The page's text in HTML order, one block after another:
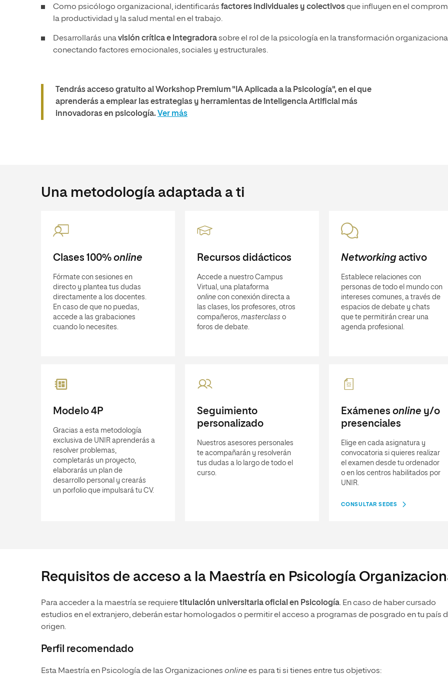
Como psicólogo organizacional, identificarás factores individuales y colectivosque influyen en el
la productividad y la salud mental en el trabajo.
Desarrollarás unavisión crítica e integradorasobre el rol de la psicología en la transformación
conectando factores emocionales, sociales y estructurales.
Tendrás acceso gratuito al Workshop Premium "IA Aplicada a la Psicología", en el que
aprenderás a emplear las estrategias y herramientas de Inteligencia Artificial más
innovadoras en psicología. Ver más
Una metodología adaptada a ti
Clases 100% online
Fórmate con sesiones en
directo y plantea tus dudas
directamente a los docentes.
En caso de que no puedas,
accede a las grabaciones
cuando lo necesites.
Recursos didácticos
Accede a nuestro Campus
Virtual, una plataforma
onlinecon conexión directa a
las clases, los profesores, otros
compañeros, masterclasso
foros de debate.
Networkingactivo
Establece relaciones con
personas de todo el mundo con
intereses comunes, a través de
espacios de debate y chats
que te permitirán crear una
agenda profesional.
Modelo 4P
Gracias a esta metodología
exclusiva de UNIR aprenderás a
resolver problemas,
completarás un proyecto,
elaborarás un plan de
desarrollo personal y crearás
un porfolio que impulsará tu CV.
Seguimiento
personalizado
Nuestros asesores personales
te acompañarán y resolverán
tus dudas a lo largo de todo el
curso.
Exámenes online y/o
presenciales
Elige en cada asignatura y
convocatoria si quieres realizar
el examen desde tu ordenador
o en los centros habilitados por
UNIR.
CONSULTAR SEDES
Requisitos de acceso a la Maestría en Psicología
Para acceder a la maestría se requieretitulación universitaria oficial en Psicología. En caso de haber cursado
estudios en el extranjero, deberán estar homologados o permitir el acceso a programas de posgrado en tu país
origen.
Perfil recomendado
Esta Maestría en Psicología de las Organizaciones onlinees para ti si tienes entre tus objetivos: